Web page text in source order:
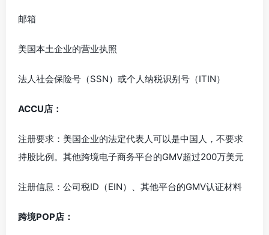
邮箱
美国本土企业的营业执照
法人社会保险号（SSN）或个人纳税识别号（ITIN）
ACCU店：
注册要求：美国企业的法定代表人可以是中国人，不要求
持股比例。其他跨境电子商务平台的GMV超过200万美元
注册信息：公司税ID（EIN）、其他平台的GMV认证材料
跨境POP店：